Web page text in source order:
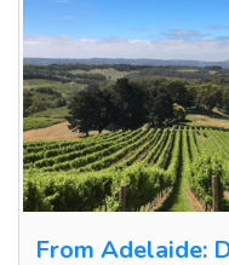
From Adelaide: